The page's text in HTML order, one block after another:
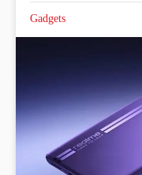
Gadgets